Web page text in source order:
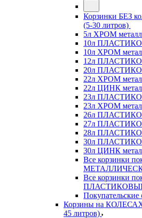
Корзинки БЕЗ
(5-30 литров)
5л ХРОМ
10л
10л ХРОМ
12л
20л
22л ХРОМ
22л ЦИНК
23л
23л ХРОМ
26л
27л
28л
30л
30л ЦИНК
Все корзинки
Все корзинки
Корзины на КОЛЕСАХ
45 литров)